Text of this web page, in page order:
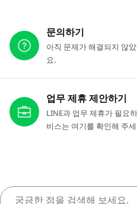
문의하기
아직 문제가 해결되지 않
요.
업무 제휴 제안하기
LINE과 업무 제휴가 필요
비스는 여기를 확인해 주